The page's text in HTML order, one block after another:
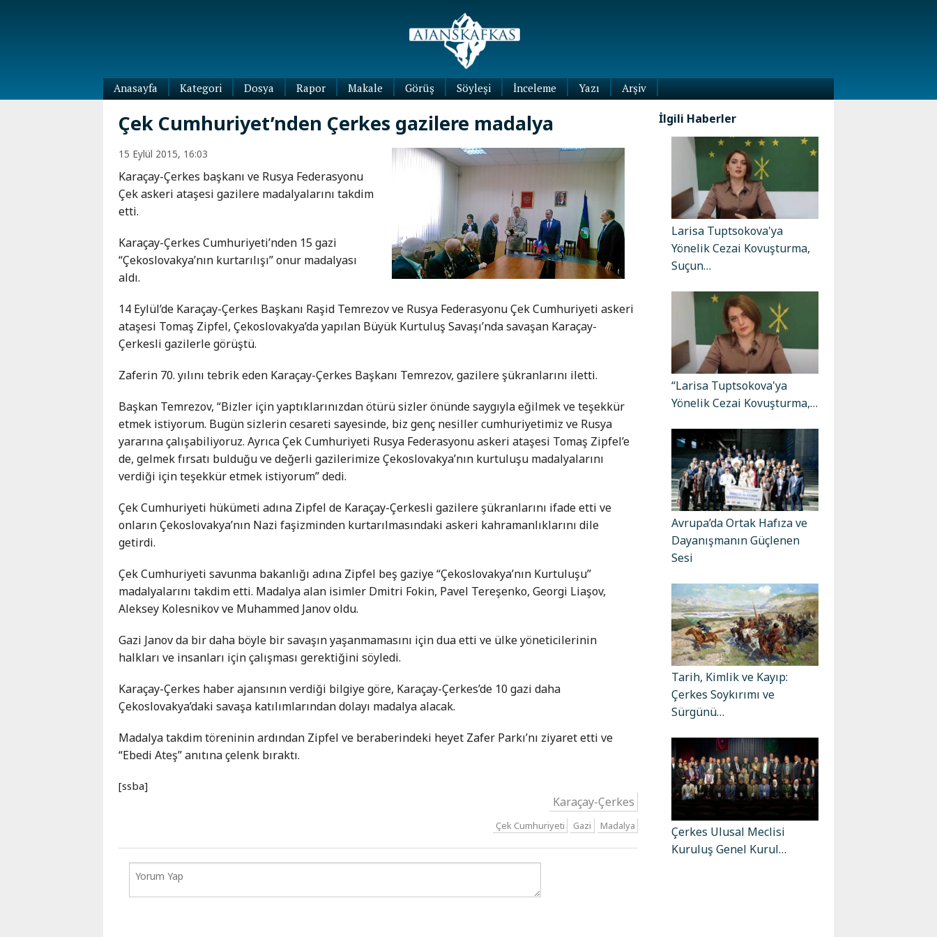
Anasayfa
Kategori
Dünya
Abhazya
Adıgey
Çeçenya
Güney
İnguşetya
Balkar
Karaçay-
Çerkes
Kray
Osetya
Stavropol
Kray
Kafkas-
Ötesi
Azerbaycan
Dosya Rapor Makale Görüş Söyleşi İnceleme
Yazı
Yazıları
Arşiv
Çek Cumhuriyet’nden Çerkes gazilere madalya
15 Eylül 2015, 16:03
Karaçay-Çerkes başkanı ve Rusya Federasyonu
Çek askeri ataşesi gazilere madalyalarını takdim
etti.
Karaçay-Çerkes Cumhuriyeti’nden 15 gazi
“Çekoslovakya’nın kurtarılışı” onur madalyası
aldı.
14 Eylül’de Karaçay-Çerkes Başkanı Raşid Temrezov ve Rusya Federasyonu Çek Cumhuriyeti askeri
ataşesi Tomaş Zipfel, Çekoslovakya’da yapılan Büyük Kurtuluş Savaşı’nda savaşan Karaçay-
Çerkesli gazilerle görüştü.
Zaferin 70. yılını tebrik eden Karaçay-Çerkes Başkanı Temrezov, gazilere şükranlarını iletti.
Başkan Temrezov, “Bizler için yaptıklarınızdan ötürü sizler önünde saygıyla eğilmek ve teşekkür
etmek istiyorum. Bugün sizlerin cesareti sayesinde, biz genç nesiller cumhuriyetimiz ve Rusya
yararına çalışabiliyoruz. Ayrıca Çek Cumhuriyeti Rusya Federasyonu askeri ataşesi Tomaş Zipfel’e
de, gelmek fırsatı bulduğu ve değerli gazilerimize Çekoslovakya’nın kurtuluşu madalyalarını
verdiği için teşekkür etmek istiyorum” dedi.
Çek Cumhuriyeti hükümeti adına Zipfel de Karaçay-Çerkesli gazilere şükranlarını ifade etti ve
onların Çekoslovakya’nın Nazi faşizminden kurtarılmasındaki askeri kahramanlıklarını dile
getirdi.
Çek Cumhuriyeti savunma bakanlığı adına Zipfel beş gaziye “Çekoslovakya’nın Kurtuluşu”
madalyalarını takdim etti. Madalya alan isimler Dmitri Fokin, Pavel Tereşenko, Georgi Liaşov,
Aleksey Kolesnikov ve Muhammed Janov oldu.
Gazi Janov da bir daha böyle bir savaşın yaşanmamasını için dua etti ve ülke yöneticilerinin
halkları ve insanları için çalışması gerektiğini söyledi.
Karaçay-Çerkes haber ajansının verdiği bilgiye göre, Karaçay-Çerkes’de 10 gazi daha
Çekoslovakya’daki savaşa katılımlarından dolayı madalya alacak.
Madalya takdim töreninin ardından Zipfel ve beraberindeki heyet Zafer Parkı’nı ziyaret etti ve
“Ebedi Ateş” anıtına çelenk bıraktı.
[ssba]
Karaçay-Çerkes
Çek Cumhuriyeti Gazi Madalya
İlgili Haberler
Larisa Tuptsokova'ya
Yönelik Cezai Kovuşturma,
Suçun…
“Larisa Tuptsokova'ya
Yönelik Cezai Kovuşturma,…
Avrupa’da Ortak Hafıza ve
Dayanışmanın Güçlenen
Sesi
Tarih, Kimlik ve Kayıp:
Çerkes Soykırımı ve
Sürgünü…
Çerkes Ulusal Meclisi
Kuruluş Genel Kurul…